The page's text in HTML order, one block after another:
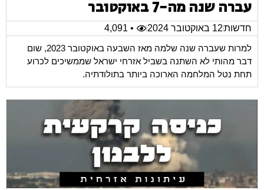
עברה שנה מה-7 באוקטובר
חדשות12 באוקטובר 2024
• 4,091
למרות שעברה שנה שלמה מאז השבעה באוקטובר 2023, שום
דבר מהותי לא השתנה בשביל אזרחי ישראל שממשיכים לכרוע
תחת נטל המלחמה הארוכה ביותר בתולודתיה.